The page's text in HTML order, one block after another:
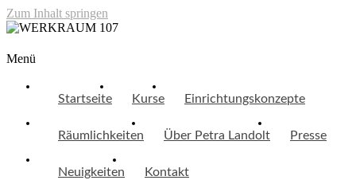
Zum Inhalt springen
WERKRAUM 107
Menü
Startseite Kurse Einrichtungskonzepte
Räumlichkeiten Über Petra Landolt Presse
Neuigkeiten Kontakt